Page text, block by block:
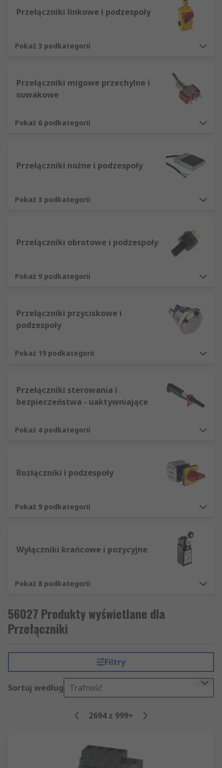
Przełączniki linkowe i podzespoły
Pokaż 3 podkategorii
Przełączniki migowe przechylne i
suwakowe
Pokaż 6 podkategorii
Przełączniki nożne i podzespoły
Pokaż 3 podkategorii
Przełączniki obrotowe i podzespoły
Pokaż 9 podkategorii
Przełączniki przyciskowe i
podzespoły
Pokaż 19 podkategorii
Przełączniki sterowania i
bezpieczeństwa - uaktywniające
Pokaż 4 podkategorii
Rozłączniki i podzespoły
Pokaż 9 podkategorii
Wyłączniki krańcowe i pozycyjne
Pokaż 8 podkategorii
56027 Produkty wyświetlane dla
Przełączniki
Filtry
Sortuj według Trafność
2694 z 999+